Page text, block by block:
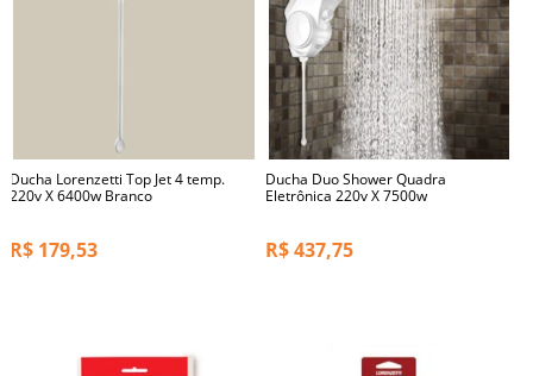
Ducha Lorenzetti Top Jet 4 temp.
220v X 6400w Branco
R$ 179,53
Ducha Duo Shower Quadra
Eletrônica 220v X 7500w
R$437,75